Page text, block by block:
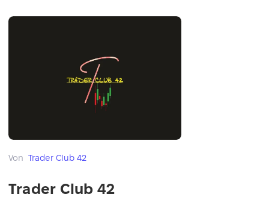
Von Trader Club 42
Trader Club 42